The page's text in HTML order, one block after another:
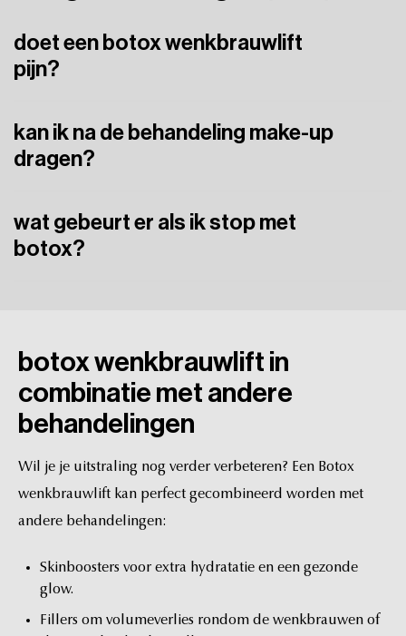
doet een botox wenkbrauwlift
pijn?
klein prikje, vergelijkbaar met een speldenprik.
kan ik na de behandeling make-up
dragen?
make-up, zodat de huid zich kan herstellen.
wat gebeurt er als ik stop met
botox?
niet
behandeling.
botox wenkbrauwlift in
combinatie met andere
behandelingen
Wil je je uitstraling nog verder verbeteren? Een Botox
wenkbrauwlift kan perfect gecombineerd worden met
andere behandelingen:
Skinboosters voor extra hydratatie en een gezonde
glow.
Fillers om volumeverlies rondom de wenkbrauwen of